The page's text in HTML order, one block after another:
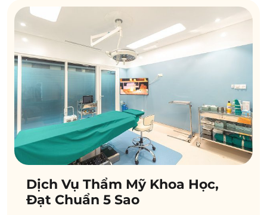
Dịch Vụ Thẩm Mỹ Khoa Học,
Đạt Chuẩn 5 Sao